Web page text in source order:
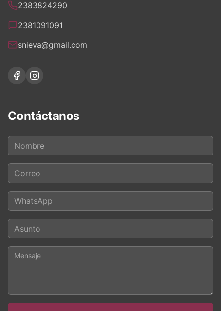
2383824290
2381091091
snieva@gmail.com
Contáctanos